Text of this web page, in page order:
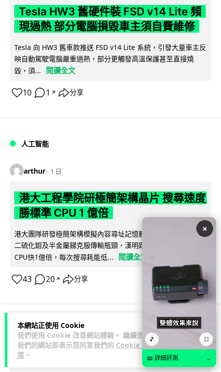
本網站正使用 Cookie
我們使用 Cookie 改善網站體驗。 繼續使用
我們的網站即表示您同意我們的 Cookie 政
策 。
Tesla HW3 舊硬件裝 FSD v14 Lite 頻
現過熱 部分電腦損毀車主須自費維修
Tesla 向 HW3 舊車款推送 FSD v14 Lite 系統，引發大量車主反
映自動駕駛電腦嚴重過熱，部分更觸發高溫保護甚至直接燒
毀，須...
閱讀全文
10 1 ↗ 分享
人工智能
arthur 1 日
港大工程學院研極簡架構晶片 搜尋速度
勝標準 CPU 1 億倍
港大團隊研發極簡架構模擬內容尋址記憶體（CAM）晶片，用
二硫化鉬及半金屬銻克服傳輸瓶頸，漢明距離計算速度比標準
CPU快1億倍，每次搜尋耗能低...
閱讀全文
43 20 ↗ 分享
人工智能
Lawton
×
🎵 ⛶
📖 詳細評測 →